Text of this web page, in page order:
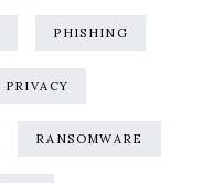
PHISHING
PRIVACY
RANSOMWARE